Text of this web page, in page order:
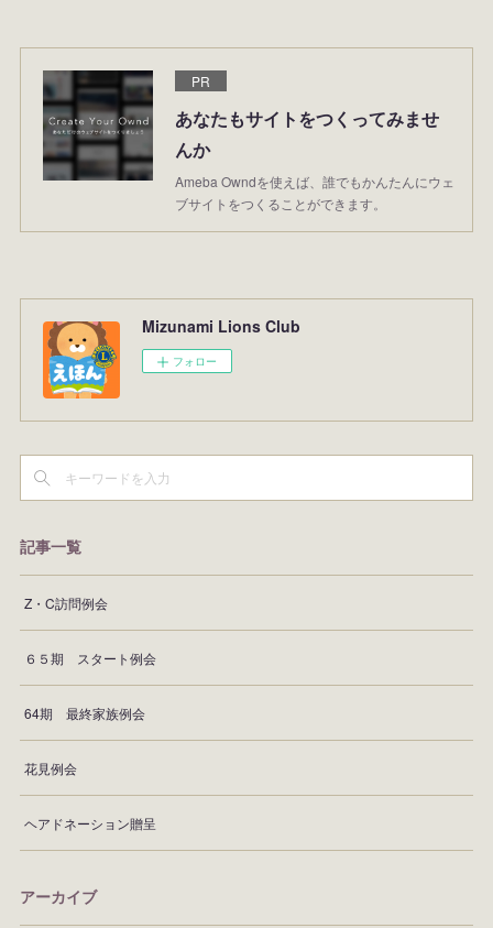
PR
あなたもサイトをつくってみませ
んか
Ameba Owndを使えば、誰でもかんたんにウェ
ブサイトをつくることができます。
Mizunami Lions Club
フォロー
記事一覧
Z・C訪問例会
６５期 スタート例会
64期 最終家族例会
花見例会
ヘアドネーション贈呈
アーカイブ